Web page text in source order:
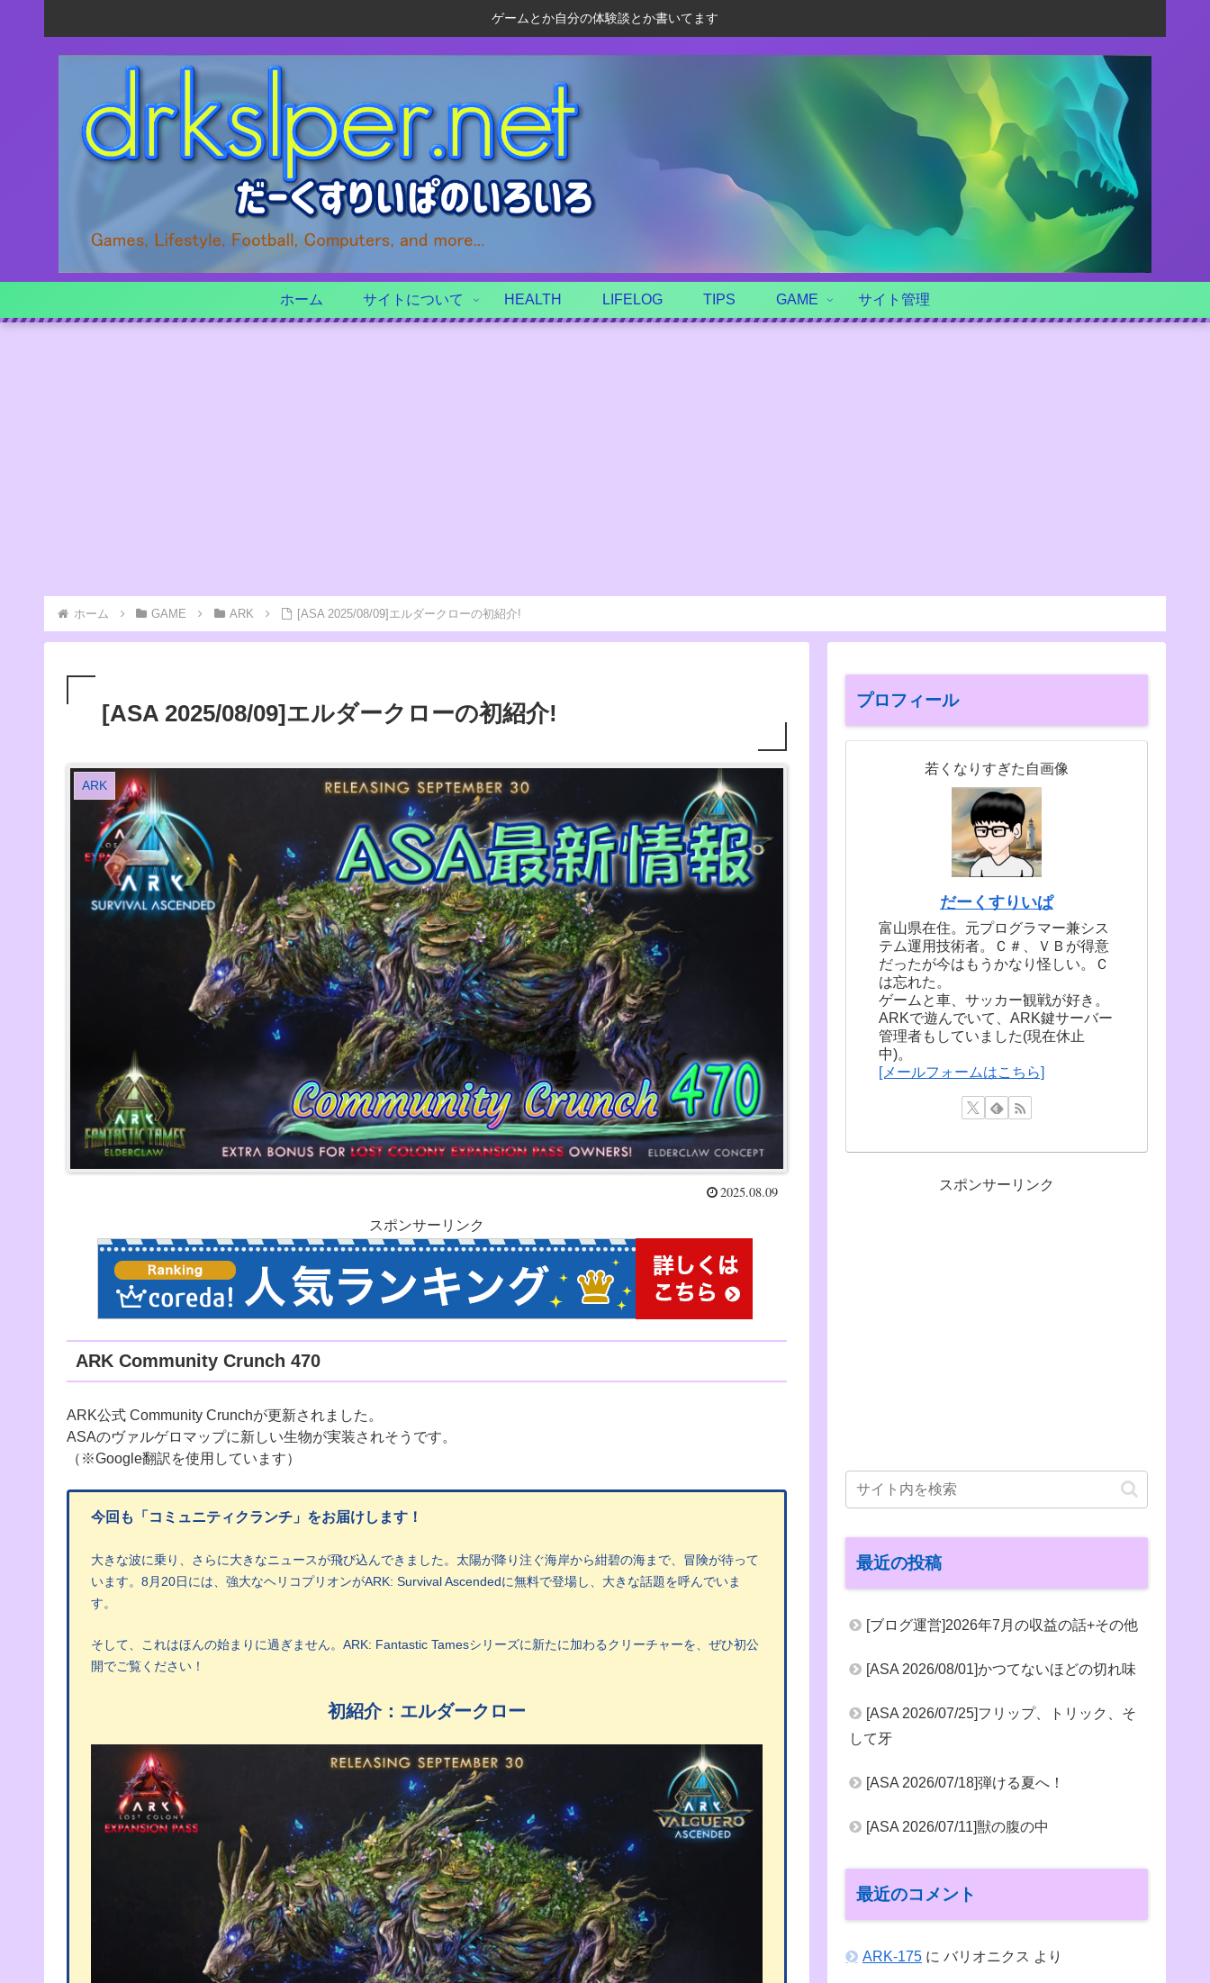
ゲームとか自分の体験談とか書いてます
ホーム サイトについて HEALTH LIFELOG TIPS GAME サイト管理
ホーム GAME ARK [ASA 2025/08/09]エルダークローの初紹介!
[ASA 2025/08/09]エルダークローの初紹介!
ARK
2025.08.09
スポンサーリンク
ARK Community Crunch 470
ARK公式 Community Crunchが更新されました。
ASAのヴァルゲロマップに新しい生物が実装されそうです。
（※Google翻訳を使用しています）
今回も「コミュニティクランチ」をお届けします！
大きな波に乗り、さらに大きなニュースが飛び込んできました。太陽が降り注ぐ海岸から紺碧の海まで、冒険が待って
います。8月20日には、強大なヘリコプリオンがARK: Survival Ascendedに無料で登場し、大きな話題を呼んでいま
す。
そして、これはほんの始まりに過ぎません。ARK: Fantastic Tamesシリーズに新たに加わるクリーチャーを、ぜひ初公
開でご覧ください！
初紹介：エルダークロー
プロフィール
若くなりすぎた自画像
だーくすりいぱ
富山県在住。元プログラマー兼シス
テム運用技術者。Ｃ＃、ＶＢが得意
だったが今はもうかなり怪しい。Ｃ
は忘れた。
ゲームと車、サッカー観戦が好き。
ARKで遊んでいて、ARK鍵サーバー
管理者もしていました(現在休止
中)。
[メールフォームはこちら]
スポンサーリンク
最近の投稿
[ブログ運営]2026年7月の収益の話+その他
[ASA 2026/08/01]かつてないほどの切れ味
[ASA 2026/07/25]フリップ、トリック、そ
して牙
[ASA 2026/07/18]弾ける夏へ！
[ASA 2026/07/11]獣の腹の中
最近のコメント
ARK-175 に バリオニクス より